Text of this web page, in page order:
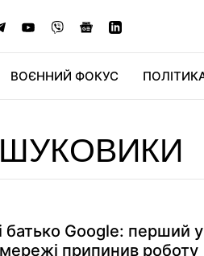
ВОЄННИЙ ФОКУС
батько Google: перший у
припинив роботу